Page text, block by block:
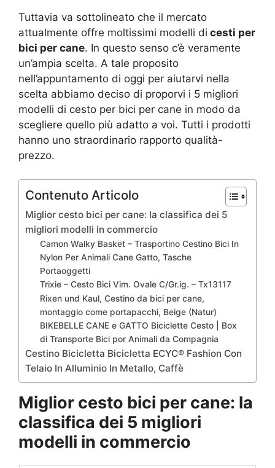
Tuttavia va sottolineato che il mercato
attualmente offre moltissimi modelli di cesti per
bici per cane. In questo senso c’è veramente
un’ampia scelta. A tale proposito
nell’appuntamento di oggi per aiutarvi nella
scelta abbiamo deciso di proporvi i 5 migliori
modelli di cesto per bici per cane in modo da
scegliere quello più adatto a voi. Tutti i prodotti
hanno uno straordinario rapporto qualità-
prezzo.
Contenuto Articolo
Miglior cesto bici per cane: la classifica dei 5
migliori modelli in commercio
Camon Walky Basket – Trasportino Cestino Bici In
Nylon Per Animali Cane Gatto, Tasche
Portaoggetti
Trixie – Cesto Bici Vim. Ovale C/Gr.ig. – Tx13117
Rixen und Kaul, Cestino da bici per cane,
montaggio come portapacchi, Beige (Natur)
BIKEBELLE CANE e GATTO Biciclette Cesto | Box
di Transporte Bici por Animali da Compagnia
Cestino Bicicletta Bicicletta ECYC® Fashion Con
Telaio In Alluminio In Metallo, Caffè
Miglior cesto bici per cane: la
classifica dei 5 migliori
modelli in commercio